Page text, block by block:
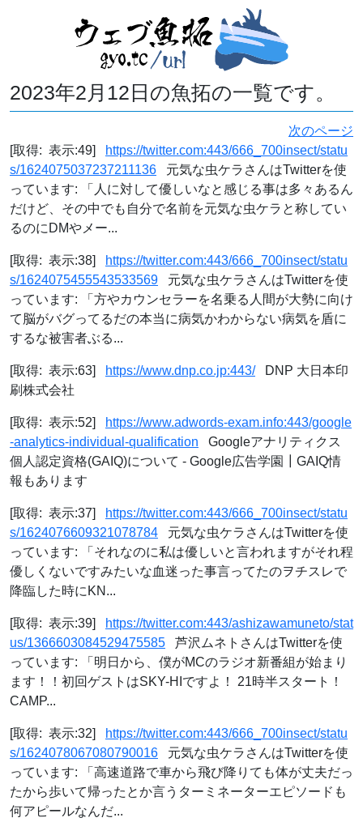
2023年2月12日の魚拓の一覧です。
次のページ
[取得: 表示:49]
https://twitter.com:443/666_700insect/statu
s/1624075037237211136 元気な虫ケラさんはTwitterを使
っています: 「人に対して優しいなと感じる事は多々あるん
だけど、その中でも自分で名前を元気な虫ケラと称してい
るのにDMやメー...
[取得: 表示:38]
https://twitter.com:443/666_700insect/statu
s/1624075455543533569 元気な虫ケラさんはTwitterを使
っています: 「方やカウンセラーを名乗る人間が大勢に向け
て脳がバグってるだの本当に病気かわからない病気を盾に
するな被害者ぶる...
[取得: 表示:63] https://www.dnp.co.jp:443/DNP 大日本印
刷株式会社
[取得: 表示:52]
https://www.adwords-exam.info:443/google
-analytics-individual-qualification Googleアナリティクス
個人認定資格(GAIQ)について - Google広告学園┃GAIQ情
報もあります
[取得: 表示:37]
https://twitter.com:443/666_700insect/statu
s/1624076609321078784 元気な虫ケラさんはTwitterを使
っています: 「それなのに私は優しいと言われますがそれ程
優しくないですみたいな血迷った事言ってたのヲチスレで
降臨した時にKN...
[取得: 表示:39]
https://twitter.com:443/ashizawamuneto/stat
us/1366603084529475585 芦沢ムネトさんはTwitterを使
っています: 「明日から、僕がMCのラジオ新番組が始まり
ます！！初回ゲストはSKY-HIですよ！ 21時半スタート！
CAMP...
[取得: 表示:32]
https://twitter.com:443/666_700insect/statu
s/1624078067080790016 元気な虫ケラさんはTwitterを使
っています: 「高速道路で車から飛び降りても体が丈夫だっ
たから歩いて帰ったとか言うターミネーターエピソードも
何アピールなんだ...